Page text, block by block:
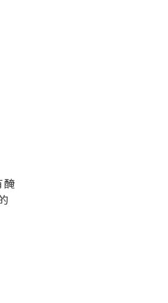
醃